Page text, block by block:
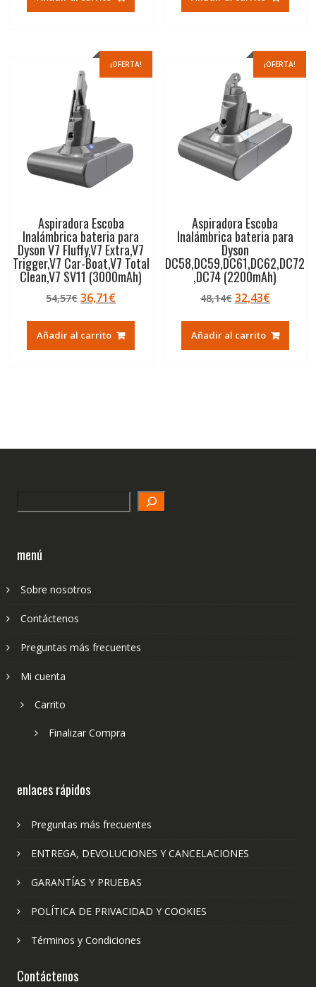
era:
es:
era:
es:
¡OFERTA!
Aspiradora Escoba
Inalámbrica bateria para
Dyson V7 Fluffy,V7 Extra,V7
Trigger,V7 Car-Boat,V7 Total
Clean,V7 SV11 (3000mAh)
54,57€El
original
era:
36,71€El
actual
es:
Añadir al carrito
¡OFERTA!
Aspiradora Escoba
Inalámbrica bateria para
Dyson
DC58,DC59,DC61,DC62,DC72
,DC74 (2200mAh)
48,14€ El
original
era:
32,43€El
actual
es:
Añadir al carrito
menú
Sobre nosotros
Contáctenos
Preguntas más frecuentes
Mi cuenta
Carrito
Finalizar Compra
enlaces rápidos
Preguntas más frecuentes
ENTREGA, DEVOLUCIONES Y CANCELACIONES
GARANTÍAS Y PRUEBAS
POLÍTICA DE PRIVACIDAD Y COOKIES
Términos y Condiciones
Contáctenos